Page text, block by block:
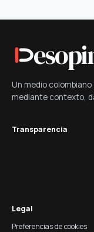
Un medio colombiano
mediante contexto,
Transparencia
Legal
Preferencias de cookies